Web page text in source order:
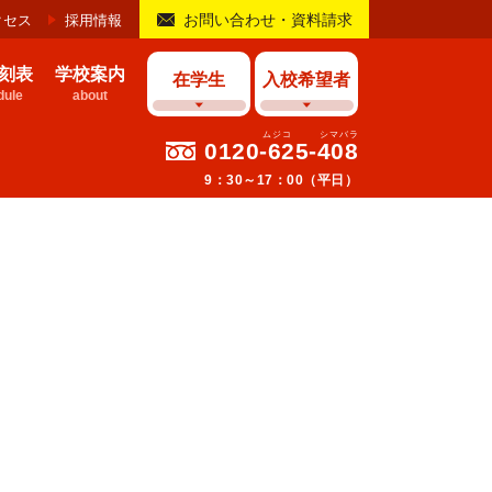
セス 採用情報 お問い合わせ・資料請求
表 学校案内
about
在学生 入校希望者
0120-625-408
9：30～17：00（平日）